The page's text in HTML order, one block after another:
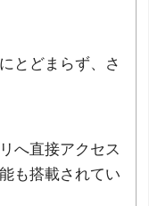
とどまらず、さ
へ直接アクセス
も搭載されてい